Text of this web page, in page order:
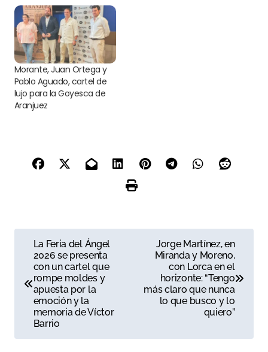
Morante, Juan Ortega y
Pablo Aguado, cartel de
lujo para la Goyesca de
Aranjuez
v
g
La Feria del Ángel
2026 se presenta
con un cartel que
rompe moldes y
apuesta por la
emoción y la
memoria de Víctor
Barrio
Jorge Martínez, en
Miranda y Moreno,
con Lorca en el
horizonte: “Tengo
más claro que nunca
lo que busco y lo
quiero”